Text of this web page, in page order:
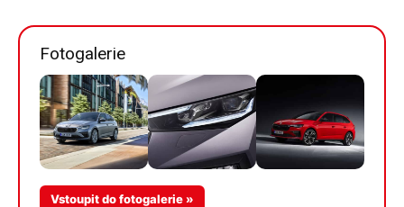
Fotogalerie
Vstoupit do fotogalerie »